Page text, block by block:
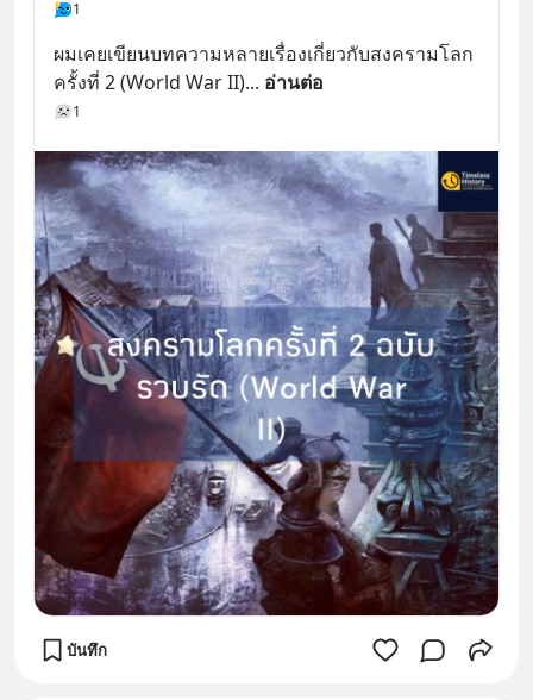
1
ผมเคยเขียนบทความหลายเรื่องเกี่ยวกับสงครามโลก
ครั้งที่ 2 (World War II)... อ่านต่อ
1
บันทึก